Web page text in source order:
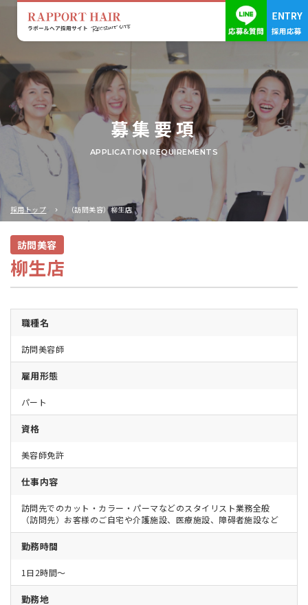
募集要項
APPLICATION REQUIREMENTS
採用トップ （訪問美容）柳生店
訪問美容
柳生店
職種名
訪問美容師
雇用形態
パート
資格
美容師免許
仕事内容
訪問先でのカット・カラー・パーマなどのスタイリスト業務全般
（訪問先）お客様のご自宅や介護施設、医療施設、障碍者施設など
勤務時間
1日2時間～
勤務地